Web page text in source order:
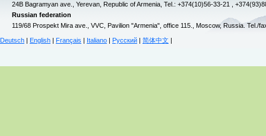
24B Bagramyan ave., Yerevan, Republic of Armenia, Tel.: +374(10)56-33-21 ,
Russian federation
119/68 Prospekt Mira ave., VVC, Pavilion "Armenia", office 115., Moscow, Russia. Tel./
Deutsch English Français Italiano Русский 简体中文